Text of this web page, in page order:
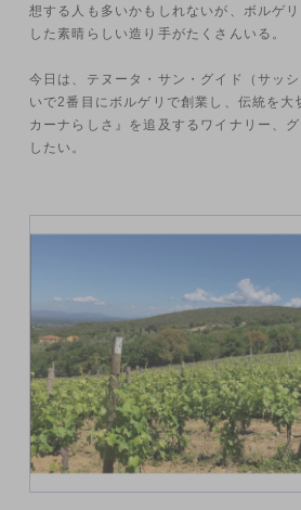
想する人も多いかもしれないが、ボルゲ
した素晴らしい造り手がたくさんいる。
今日は、テヌータ・サン・グイド（サッ
いで2番目にボルゲリで創業し、伝統を大
カーナらしさ』を追及するワイナリー、
したい。